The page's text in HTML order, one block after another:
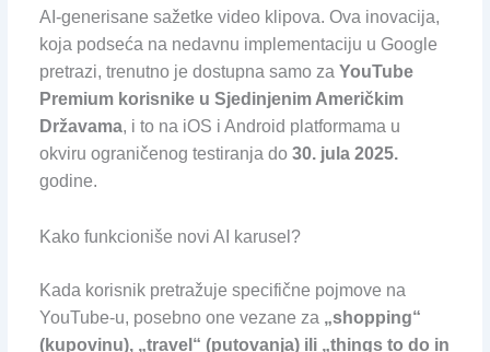
AI-generisane sažetke video klipova. Ova inovacija,
koja podseća na nedavnu implementaciju u Google
pretrazi, trenutno je dostupna samo za YouTube
Premium korisnike u Sjedinjenim Američkim
Državama, i to na iOS i Android platformama u
okviru ograničenog testiranja do 30. jula 2025.
godine.
Kako funkcioniše novi AI karusel?
Kada korisnik pretražuje specifične pojmove na
YouTube-u, posebno one vezane za „shopping“
(kupovinu), „travel“ (putovanja) ili „things to do in